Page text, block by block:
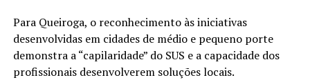
Para Queiroga, o reconhecimento às iniciativas
desenvolvidas em cidades de médio e pequeno porte
demonstra a “capilaridade” do SUS e a capacidade dos
profissionais desenvolverem soluções locais.